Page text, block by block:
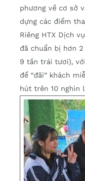
phương về cơ sở
dựng các điểm
Riêng HTX Dịch
đã chuẩn bị hơn
9 tấn trái tươi),
để “đãi” khách
hút trên 10 nghìn